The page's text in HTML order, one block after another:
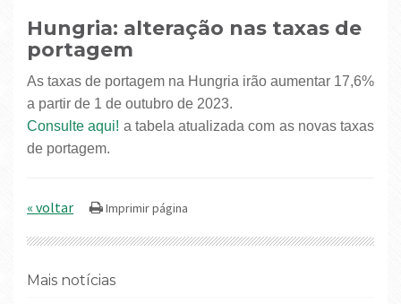
Hungria: alteração nas taxas de
portagem
As taxas de portagem na Hungria irão aumentar 17,6%
a partir de 1 de outubro de 2023.
Consulte aqui! a tabela atualizada com as novas taxas
de portagem.
« voltar
Mais notícias